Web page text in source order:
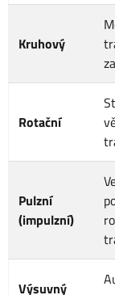
Kruhový
Rotační
Pulzní
(impulzní)
Výsuvný